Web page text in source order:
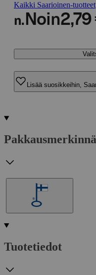
Kaikki Saarioinen-tuotteet
n. Noin2,79
Lisää suosikkeihin,
Tuotetiedot